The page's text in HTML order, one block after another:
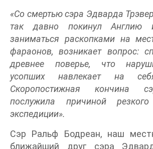
«Со смертью сэра Эдварда
так давно покинул Англию
заниматься раскопками на
фараонов, возникает вопрос:
древнее поверье, что
усопших навлекает на
Скоропостижная кончина
послужила причиной
экспедиции».
Сэр Ральф Бодреан, наш
ближайший друг сэра